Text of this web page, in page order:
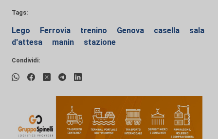
Tags:
Lego Ferrovia trenino Genova casella
sala
d'attesa
manin stazione
Condividi: